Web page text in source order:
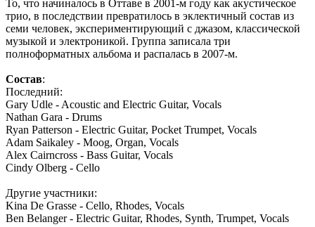
То, что начиналось в Оттаве в 2001-м году как акустическое
трио, в последствии превратилось в эклектичный состав из
семи человек, экспериментирующий с джазом, классической
музыкой и электроникой. Группа записала три
полноформатных альбома и распалась в 2007-м.
Состав:
Последний:
Gary Udle - Acoustic and Electric Guitar, Vocals
Nathan Gara - Drums
Ryan Patterson - Electric Guitar, Pocket Trumpet, Vocals
Adam Saikaley - Moog, Organ, Vocals
Alex Cairncross - Bass Guitar, Vocals
Cindy Olberg - Cello
Другие участники:
Kina De Grasse - Cello, Rhodes, Vocals
Ben Belanger - Electric Guitar, Rhodes, Synth, Trumpet, Vocals